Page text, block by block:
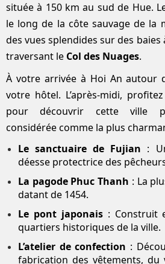
située à 150 km au sud de Hue.
le long de la côte sauvage de la
des vues splendides sur des baies
traversant le Col des Nuages.
À votre arrivée à Hoi An autour
votre hôtel. L’après-midi,
pour découvrir cette ville
considérée comme la plus
Le sanctuaire de Fujian :
déesse protectrice des
La pagode Phuc Thanh : La
datant de 1454.
Le pont japonais: Construit
quartiers historiques de la ville.
L’atelier de confection :
fabrication des vêtements,